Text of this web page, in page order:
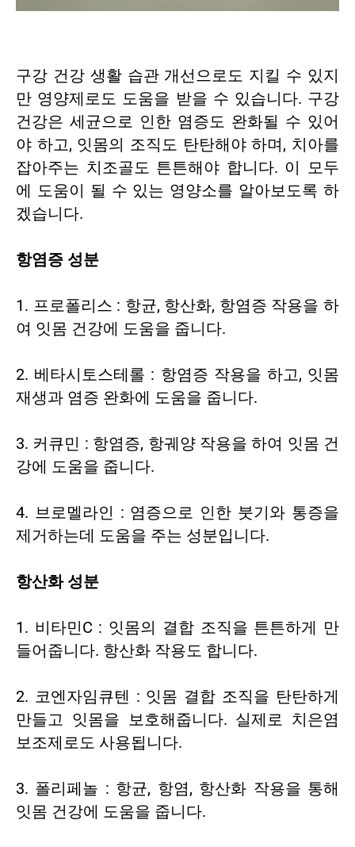
구강 건강 생활 습관 개선으로도 지킬 수 있지
만 영양제로도 도움을 받을 수 있습니다. 구강
건강은 세균으로 인한 염증도 완화될 수 있어
야 하고, 잇몸의 조직도 탄탄해야 하며, 치아를
잡아주는 치조골도 튼튼해야 합니다. 이 모두
에 도움이 될 수 있는 영양소를 알아보도록 하
겠습니다.
항염증 성분
1. 프로폴리스 : 항균, 항산화, 항염증 작용을 하
여 잇몸 건강에 도움을 줍니다.
2. 베타시토스테롤 : 항염증 작용을 하고, 잇몸
재생과 염증 완화에 도움을 줍니다.
3. 커큐민 : 항염증, 항궤양 작용을 하여 잇몸 건
강에 도움을 줍니다.
4. 브로멜라인 : 염증으로 인한 붓기와 통증을
제거하는데 도움을 주는 성분입니다.
항산화 성분
1. 비타민C : 잇몸의 결합 조직을 튼튼하게 만
들어줍니다. 항산화 작용도 합니다.
2. 코엔자임큐텐 : 잇몸 결합 조직을 탄탄하게
만들고 잇몸을 보호해줍니다. 실제로 치은염
보조제로도 사용됩니다.
3. 폴리페놀 : 항균, 항염, 항산화 작용을 통해
잇몸 건강에 도움을 줍니다.